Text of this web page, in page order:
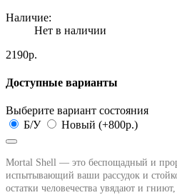
Наличие:
Нет в наличии
2190р.
Доступные варианты
Выберите вариант состояния
Б/У
Новый (+800р.)
Mortal Shell — это беспощадный и
испытывающий ваши рассудок и
остатки человечества увядают и